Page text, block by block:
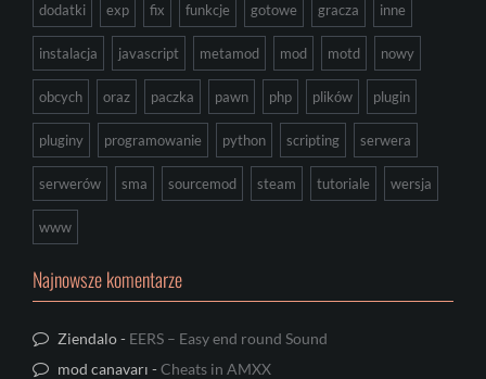
dodatki exp fix funkcje gotowe gracza inne
instalacja javascript metamod mod motd nowy
obcych oraz paczka pawn php plików plugin
pluginy programowanie python scripting serwera
serwerów sma sourcemod steam tutoriale wersja
www
Najnowsze komentarze
Ziendalo- EERS – Easy end round Sound
mod canavarı -Cheats in AMXX